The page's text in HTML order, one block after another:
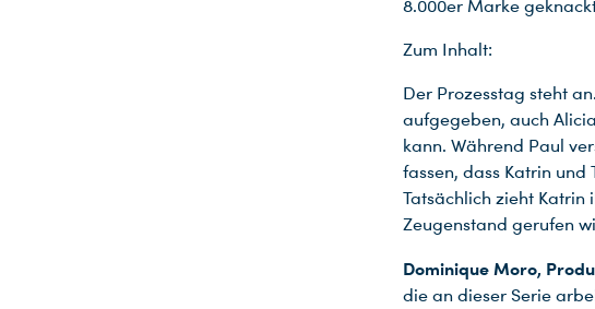
8.000er Marke
Zum Inhalt:
Der Prozesstag steht
aufgegeben, auch
kann. Während Paul
fassen, dass Katrin und
Tatsächlich zieht Katrin
Zeugenstand gerufen
Dominique Moro,
die an dieser Serie